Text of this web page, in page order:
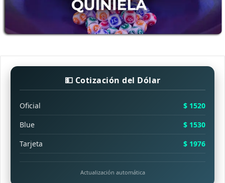
💵 Cotización del Dólar
Oficial
$ 1520
Blue
$ 1530
Tarjeta
$ 1976
Actualización automática